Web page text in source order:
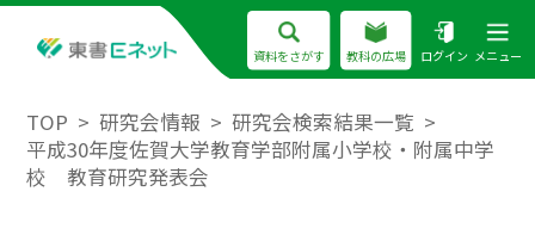
資料をさがす 教科の広場 ログイン メニュー
TOP 研究会情報
研究会検索結果一覧
平成30年度佐賀大学教育学部附属小学校・附属中学
校 教育研究発表会